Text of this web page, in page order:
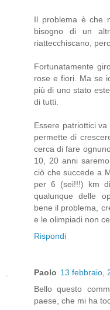
Il problema è che
bisogno di un
riattecchiscano,
Fortunatamente
rose e fiori. Ma se
più di uno stato
di tutti.
Essere patriottici
permette di
cerca di fare
10, 20 anni
ciò che succede a
per 6 (sei!!!) km
qualunque delle
bene il problema,
e le olimpiadi non
Rispondi
Paolo 13 febbraio,
Bello questo
paese, che mi ha